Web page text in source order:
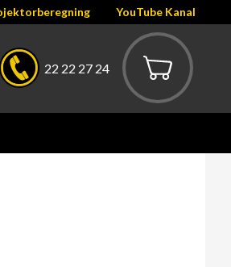
YouTube Kanal
22 22 27 24